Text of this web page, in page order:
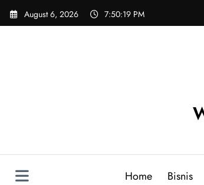
Skip
August 6, 2026 7:50:20 PM
Home Bisnis